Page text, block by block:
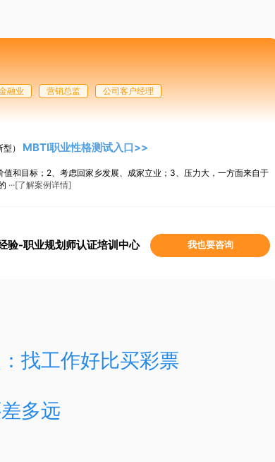
融业 营销总监 公司客户经理
）
MBTI职业性格测试入口>>
和目标；2、考虑回家乡发展、成家立业；3、压力大，一方面来自于
···[了解案例详情]
验-职业规划师认证培训中心
我也要咨询
找工作好比买彩票
多远